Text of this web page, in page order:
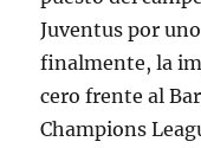
Juventus por
finalmente, la
cero frente al
Champions